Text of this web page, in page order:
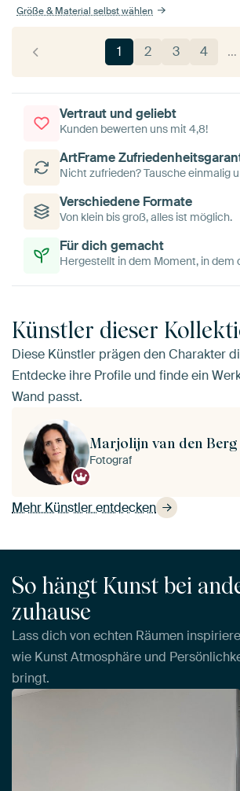
Größe & Material selbst wählen
1 2 3 4 …
Vertraut und geliebt
Kunden bewerten uns mit 4,8!
ArtFrame
Nicht zufrieden? Tausche einmalig
Verschiedene Formate
Von klein bis groß, alles ist möglich.
Für dich gemacht
Hergestellt in dem Moment, in dem
Künstler dieser
Diese Künstler prägen den Charakter
Entdecke ihre Profile und finde ein
Wand passt.
Mehr Künstler entdecken
Marjolijn van den Berg
Fotograf
So hängt Kunst bei
zuhause
Lass dich von echten Räumen
wie Kunst Atmosphäre und
bringt.